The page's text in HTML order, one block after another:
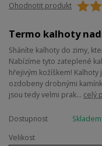
Ohodnotit produkt
Termo kalhoty
Sháníte kalhoty do zimy,
Nabízíme tyto zateplené
hřejivým kožíškem!
ozdobeny drobnými
jsou tedy velmi prak... celý
Dostupnost
Skladem
Velikost